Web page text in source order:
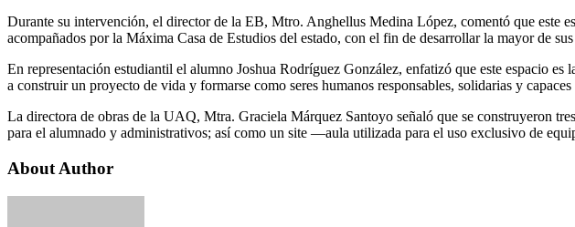
Durante su intervención, el director de la EB, Mtro. Anghellus Medina López, comentó que este
acompañados por la Máxima Casa de Estudios del estado, con el fin de desarrollar la mayor de
En representación estudiantil el alumno Joshua Rodríguez González, enfatizó que este espacio
a construir un proyecto de vida y formarse como seres humanos responsables, solidarias y
La directora de obras de la UAQ, Mtra. Graciela Márquez Santoyo señaló que se construyeron
para el alumnado y administrativos; así como un site —aula utilizada para el uso exclusivo de
About Author